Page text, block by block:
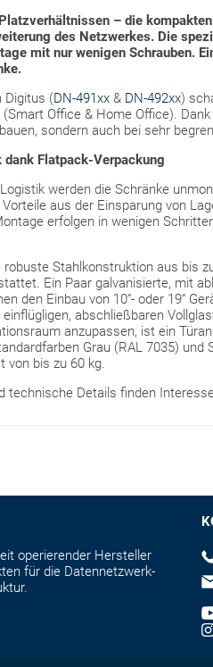
– die kompakten
des Netzwerkes. Die
mit nur wenigen Schrauben.
Digitus (DN-491xx & DN-492xx)
Office & Home Office).
sondern auch bei sehr
Flatpack-Verpackung
werden die Schränke
aus der Einsparung von
erfolgen in wenigen
Stahlkonstruktion aus bis
Ein Paar galvanisierte, mit
den Einbau von 10“- oder 19“
abschließbaren
anzupassen, ist ein
Grau (RAL 7035)
von bis zu 60 kg.
technische Details finden
operierender Hersteller
für die Datennetzwerk-